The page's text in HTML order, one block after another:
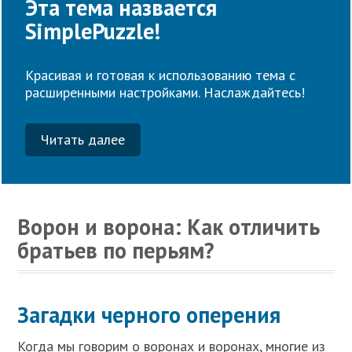
Эта тема назвается
SimplePuzzle!
Красивая и готовая к использованию тема с
расширенными настройками. Наслаждайтесь!
Читать далее
Ворон и ворона: Как отличить
братьев по перьям?
Загадки черного оперения
Когда мы говорим о воронах и воронах, многие из